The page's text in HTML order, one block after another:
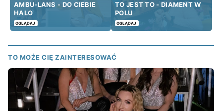
AMBU-LANS - DO CIEBIE
HALO
OGLĄDAJ
TO JEST TO - DIAMENT W
POLU
OGLĄDAJ
TO MOŻE CIĘ ZAINTERESOWAĆ